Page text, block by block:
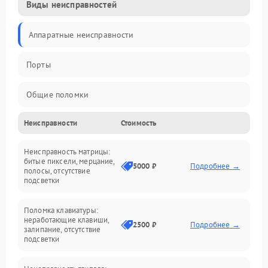
Виды неисправностей
Аппаратные неисправности
Порты
Общие поломки
Устройства
Программные ошибки
Электрические и системные сбои
Интерфейсные проблемы
Батарея
Неисправности Стоимость
Неисправность матрицы:
битые пиксели, мерцание,
полосы, отсутствие
подсветки
5000 ₽ Подробнее →
Поломка клавиатуры:
неработающие клавиши,
залипание, отсутствие
подсветки
2500 ₽ Подробнее →